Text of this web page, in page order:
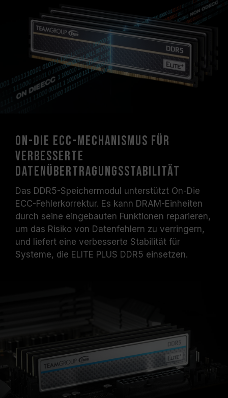
On-Die ECC-Mechanismus für
verbesserte
Datenübertragungsstabilität
Das DDR5-Speichermodul unterstützt On-Die
ECC-Fehlerkorrektur. Es kann DRAM-Einheiten
durch seine eingebauten Funktionen reparieren,
um das Risiko von Datenfehlern zu verringern,
und liefert eine verbesserte Stabilität für
Systeme, die ELITE PLUS DDR5 einsetzen.